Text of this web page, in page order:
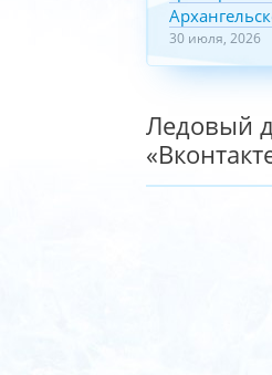
30 июля, 2026
Ледовый